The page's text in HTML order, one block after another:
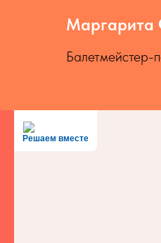
Маргарита
Балетмейстер-
Решаем вместе